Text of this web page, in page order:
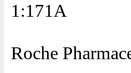
1:171A
Roche